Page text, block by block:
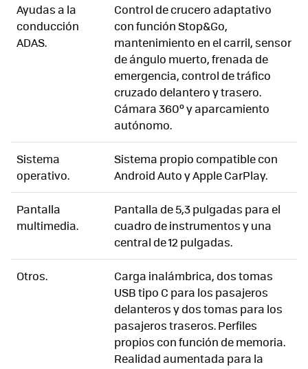
Ayudas a la
conducción
ADAS.
Control de crucero adaptativo
con función Stop&Go,
mantenimiento en el carril, sensor
de ángulo muerto, frenada de
emergencia, control de tráfico
cruzado delantero y trasero.
Cámara 360º y aparcamiento
autónomo.
Sistema
operativo.
Sistema propio compatible con
Android Auto y Apple CarPlay.
Pantalla
multimedia.
Pantalla de 5,3 pulgadas para el
cuadro de instrumentos y una
central de 12 pulgadas.
Otros.
Carga inalámbrica, dos tomas
USB tipo C para los pasajeros
delanteros y dos tomas para los
pasajeros traseros. Perfiles
propios con función de memoria.
Realidad aumentada para la